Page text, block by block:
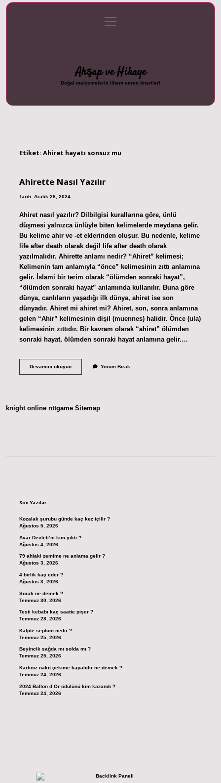
Gizlilik Politikası
menüyü
aç
Ahşap ve Hikaye
Doğal malzemelerle ilham veren öneriler!
Etiket: Ahiret hayatı sonsuz mu
Ahirette Nasıl Yazılır
Tarih: Aralık 28, 2024
Ahiret nasıl yazılır? Dilbilgisi kurallarına göre, ünlü
düşmesi yalnızca ünlüyle biten kelimelerde meydana gelir.
Bu kelime ahir ve -et eklerinden oluşur. Bu nedenle, kelime
life after death olarak değil life after death olarak
yazılmalıdır. Ahirette anlamı nedir? “Ahiret” kelimesi;
Kelimenin tam anlamıyla “önce” kelimesinin zıttı anlamına
gelir. İslami bir terim olarak “ölümden sonraki hayat”,
“ölümden sonraki hayat” anlamında kullanılır. Buna göre
dünya, canlıların yaşadığı ilk dünya, ahiret ise son
dünyadır. Ahiret mi ahiret mi? Ahiret, son, sonra anlamına
gelen “Ahir” kelimesinin dişil (muennes) halidir. Önce (ula)
kelimesinin zıttıdır. Bir kavram olarak “ahiret” ölümden
sonraki hayat, ölümden sonraki hayat anlamına gelir.…
Devamını okuyunAhirette
Yorum Bırak
knight online nttgame Sitemap
Son Yazılar
Kozalak şurubu günde kaç kez içilir ?
Ağustos 5, 2026
Avar Devleti’ni kim yıktı ?
Ağustos 4, 2026
79 ahlaki zemime ne anlama gelir ?
Ağustos 3, 2026
4 birlik kaç eder ?
Ağustos 3, 2026
Şorak ne demek ?
Temmuz 30, 2026
Testi kebabı kaç saatte pişer ?
Temmuz 28, 2026
Kalpte septum nedir ?
Temmuz 25, 2026
Beyincik sağda mı solda mı ?
Temmuz 25, 2026
Kartınız nakit çekime kapalıdır ne demek ?
Temmuz 24, 2026
2024 Ballon d’Or ödülünü kim kazandı ?
Temmuz 24, 2026